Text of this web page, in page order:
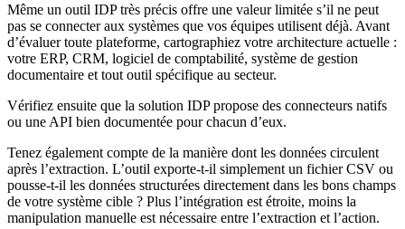
Même un outil IDP très précis offre une valeur limitée s’il ne peut
pas se connecter aux systèmes que vos équipes utilisent déjà. Avant
d’évaluer toute plateforme, cartographiez votre architecture actuelle :
votre ERP, CRM, logiciel de comptabilité, système de gestion
documentaire et tout outil spécifique au secteur.
Vérifiez ensuite que la solution IDP propose des connecteurs natifs
ou une API bien documentée pour chacun d’eux.
Tenez également compte de la manière dont les données circulent
après l’extraction. L’outil exporte-t-il simplement un fichier CSV ou
pousse-t-il les données structurées directement dans les bons champs
de votre système cible ? Plus l’intégration est étroite, moins la
manipulation manuelle est nécessaire entre l’extraction et l’action.